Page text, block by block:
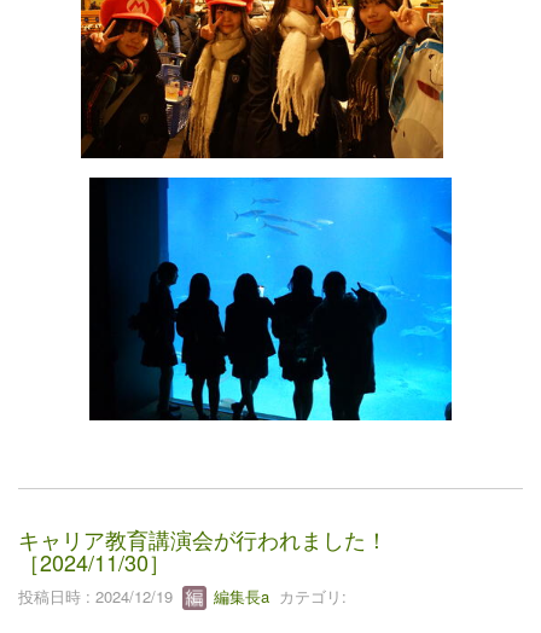
キャリア教育講演会が行われました！
［2024/11/30］
投稿日時 : 2024/12/19 編集長a カテゴリ: